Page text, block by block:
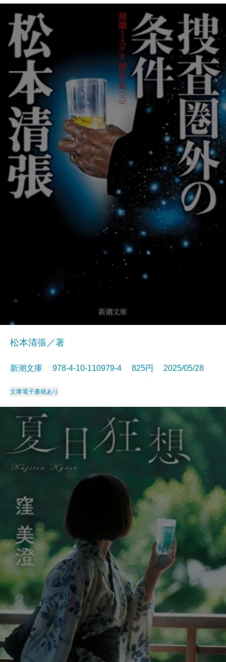
松本清張／著
新潮文庫 978-4-10-110979-4 825円 2025/05/28
文庫電子書籍あり